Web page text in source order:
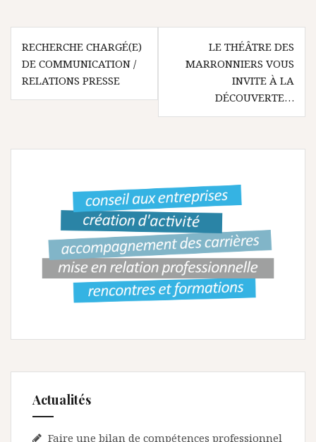
N
v
g
a
RECHERCHE CHARGÉ(E)
DE COMMUNICATION /
RELATIONS PRESSE
LE THÉÂTRE DES
MARRONNIERS VOUS
INVITE À LA
DÉCOUVERTE…
Actualités
Faire une bilan de compétences professionnel